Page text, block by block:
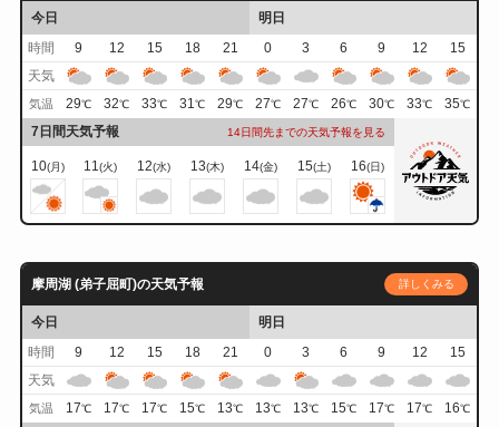
今日
明日
時間
9 12 15 18 21 0 3 6 9 12
15
天気
気温 29℃ 32℃ 33℃ 31℃ 29℃ 27℃ 27℃ 26℃ 30℃ 33℃ 35℃
7日間天気予報 14日間先までの天気予報を見る
10(月) 11(火) 12(水) 13(木) 14(金) 15(土) 16(日)
摩周湖 (弟子屈町)の天気予報 詳しくみる
今日
明日
時間
9 12 15 18 21 0 3 6 9 12
15
天気
気温 17℃ 17℃ 17℃ 15℃ 13℃ 13℃ 13℃ 15℃ 17℃ 17℃ 16℃